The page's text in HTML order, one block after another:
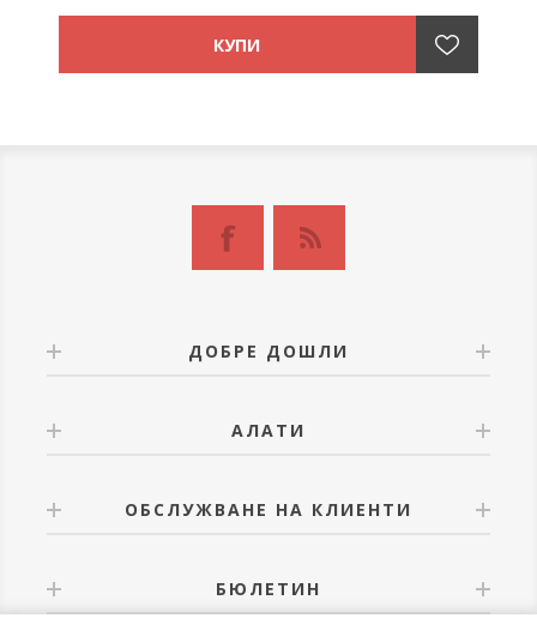
ДОБРЕ ДОШЛИ
АЛАТИ
ОБСЛУЖВАНЕ НА КЛИЕНТИ
БЮЛЕТИН